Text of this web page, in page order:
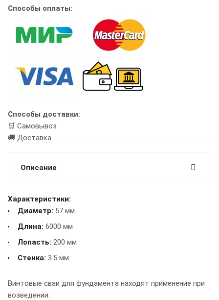
Способы оплаты:
Способы доставки:
🛒 Самовывоз
🚚 Доставка
Описание
Характеристики:
Диаметр: 57 мм
Длина: 6000 мм
Лопасть: 200 мм
Стенка: 3.5 мм
Винтовые сваи для фундамента находят применение при
возведении: